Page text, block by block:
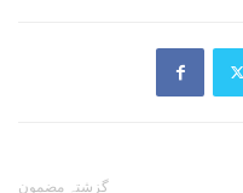
گزشتہ مضمون